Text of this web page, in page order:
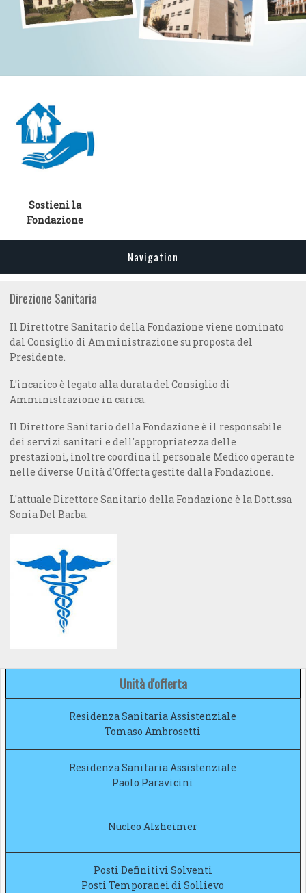
Sostieni la
Fondazione
Navigation
Direzione Sanitaria
Il Direttotre Sanitario della Fondazione viene nominato
dal Consiglio di Amministrazione su proposta del
Presidente.
L'incarico è legato alla durata del Consiglio di
Amministrazione in carica.
Il Direttore Sanitario della Fondazione è il responsabile
dei servizi sanitari e dell'appropriatezza delle
prestazioni, inoltre coordina il personale Medico operante
nelle diverse Unità d'Offerta gestite dalla Fondazione.
L'attuale Direttore Sanitario della Fondazione è la Dott.ssa
Sonia Del Barba.
Unità d'offerta
Residenza SanitariaAssistenziale
Tomaso Ambrosetti
Residenza SanitariaAssistenziale
Paolo Paravicini
Nucleo Alzheimer
Posti Definitivi Solventi
Posti Temporanei di Sollievo